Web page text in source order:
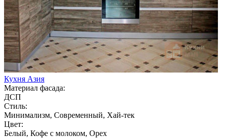
Кухня Азия
Материал фасада:
ДСП
Стиль:
Минимализм, Современный, Хай-тек
Цвет:
Белый, Кофе с молоком, Орех